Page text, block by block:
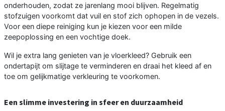
onderhouden, zodat ze jarenlang mooi blijven. Regelmatig
stofzuigen voorkomt dat vuil en stof zich ophopen in de vezels.
Voor een diepe reiniging kun je kiezen voor een milde
zeepoplossing en een vochtige doek.
Wil je extra lang genieten van je vloerkleed? Gebruik een
ondertapijt om slijtage te verminderen en draai het kleed af en
toe om gelijkmatige verkleuring te voorkomen.
Een slimme investering in sfeer en duurzaamheid